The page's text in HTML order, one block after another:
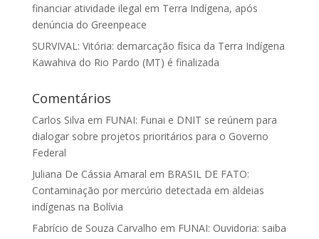
financiar atividade ilegal em Terra Indígena, após
denúncia do Greenpeace
SURVIVAL: Vitória: demarcação física da Terra Indígena
Kawahiva do Rio Pardo (MT) é finalizada
Comentários
Carlos Silva em FUNAI: Funai e DNIT se reúnem para
dialogar sobre projetos prioritários para o Governo
Federal
Juliana De Cássia Amaral em BRASIL DE FATO:
Contaminação por mercúrio detectada em aldeias
indígenas na Bolívia
Fabrício de Souza Carvalho em FUNAI: Ouvidoria: saiba